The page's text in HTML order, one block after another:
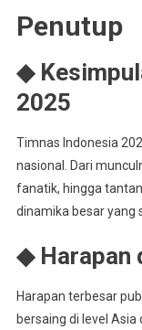
Penutup
◆
2025
Timnas Indonesia
nasional. Dari
fanatik, hingga
dinamika besar yang
◆ Harapan
Harapan terbesar
bersaing di level Asia